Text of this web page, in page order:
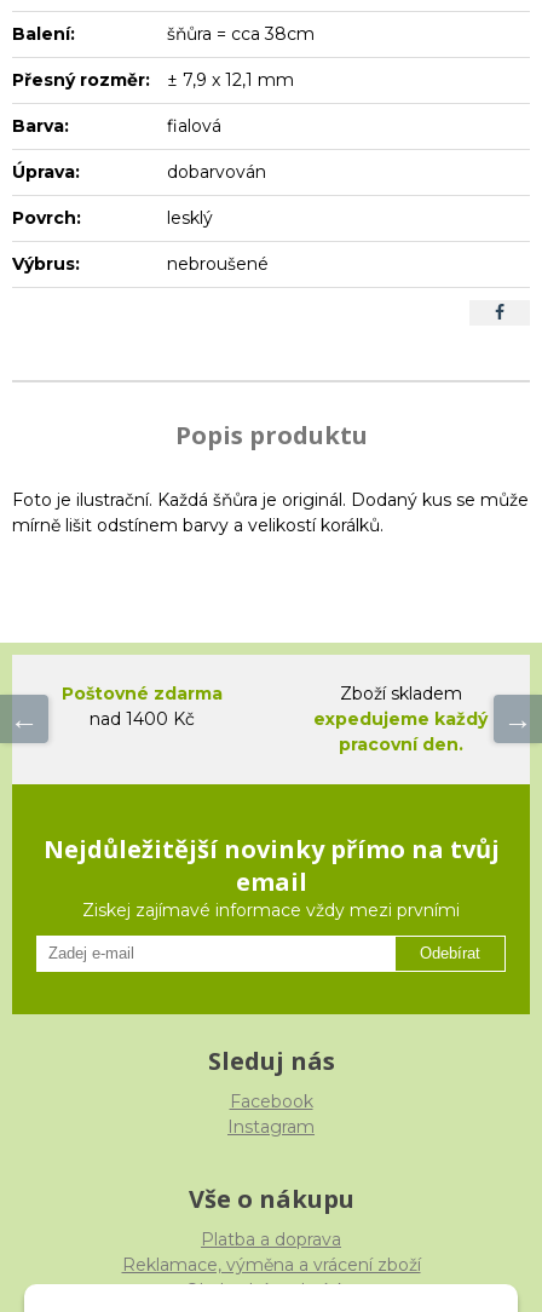
Balení: šňůra = cca 38cm
Přesný rozměr: ± 7,9 x 12,1 mm
Barva: fialová
Úprava: dobarvován
Povrch: lesklý
Výbrus: nebroušené
Popis produktu
Foto je ilustrační. Každá šňůra je originál. Dodaný kus se může
mírně lišit odstínem barvy a velikostí korálků.
Poštovné zdarma
nad 1400 Kč
Zboží skladem
expedujeme každý
pracovní den.
Nejdůležitější novinky přímo na tvůj
email
Ziskej zajímavé informace vždy mezi prvními
Odebírat
Sleduj nás
Facebook
Instagram
Vše o nákupu
Platba a doprava
Reklamace, výměna a vrácení zboží
Obchodní podmínky